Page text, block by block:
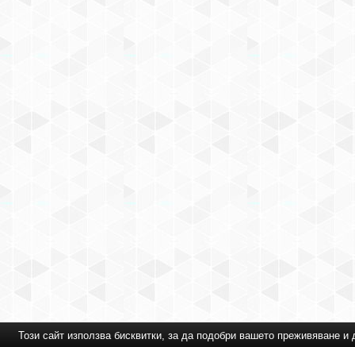
Този сайт използва бисквитки, за да подобри вашето преживяване